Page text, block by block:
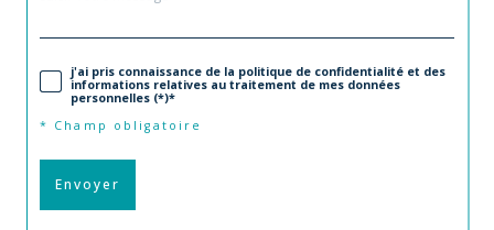
j'ai pris connaissance de la politique de confidentialité et des
informations relatives au traitement de mes données
personnelles (*)*
* Champ obligatoire
Envoyer